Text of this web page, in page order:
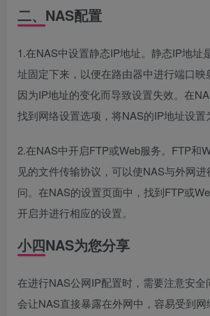
二、NAS配置
1.在NAS中设置静态IP地址。静态IP地址
址固定下来，以便在路由器中进行端口映
因为IP地址的变化而导致设置失效。在
找到网络设置选项，将NAS的IP地址设置
2.在NAS中开启FTP或Web服务。FTP和
见的文件传输协议，可以使NAS与外网
问。在NAS的设置页面中，找到FTP或
开启并进行相应的设置。
小四NAS为您分享
在进行NAS公网IP配置时，需要注意安全
会让NAS直接暴露在外网中，容易受到